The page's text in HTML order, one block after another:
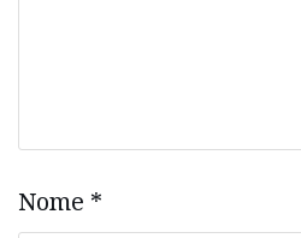
Nome *